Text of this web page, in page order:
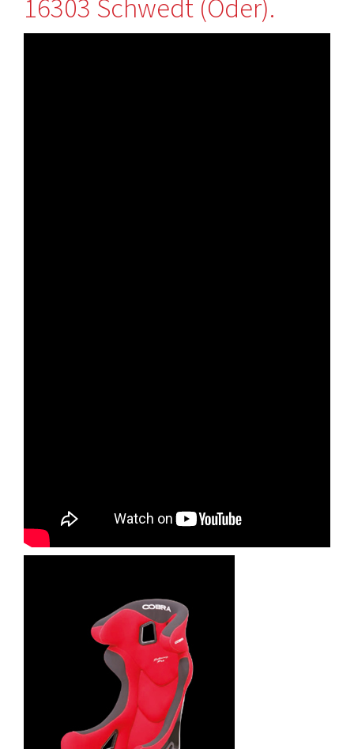
16303 Schwedt (Oder).